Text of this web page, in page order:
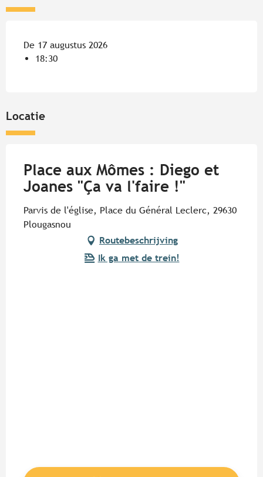
De 17 augustus 2026
18:30
Locatie
Place aux Mômes : Diego et
Joanes "Ça va l'faire !"
Parvis de l'église, Place du Général Leclerc, 29630
Plougasnou
Routebeschrijving
Ik ga met de trein!